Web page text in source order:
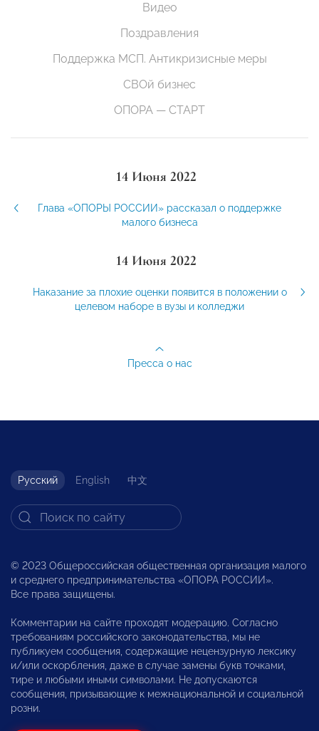
Видео
Поздравления
Поддержка МСП. Антикризисные меры
СВОй бизнес
ОПОРА — СТАРТ
14 Июня 2022
Глава «ОПОРЫ РОССИИ» рассказал о поддержке
малого бизнеса
14 Июня 2022
Наказание за плохие оценки появится в положении о
целевом наборе в вузы и колледжи
Пресса о нас
Русский English 中文
© 2023 Общероссийская общественная организация малого
и среднего предпринимательства «ОПОРА РОССИИ».
Все права защищены.
Комментарии на сайте проходят модерацию. Согласно
требованиям российского законодательства, мы не
публикуем сообщения, содержащие нецензурную лексику
и/или оскорбления, даже в случае замены букв точками,
тире и любыми иными символами. Не допускаются
сообщения, призывающие к межнациональной и социальной
розни.